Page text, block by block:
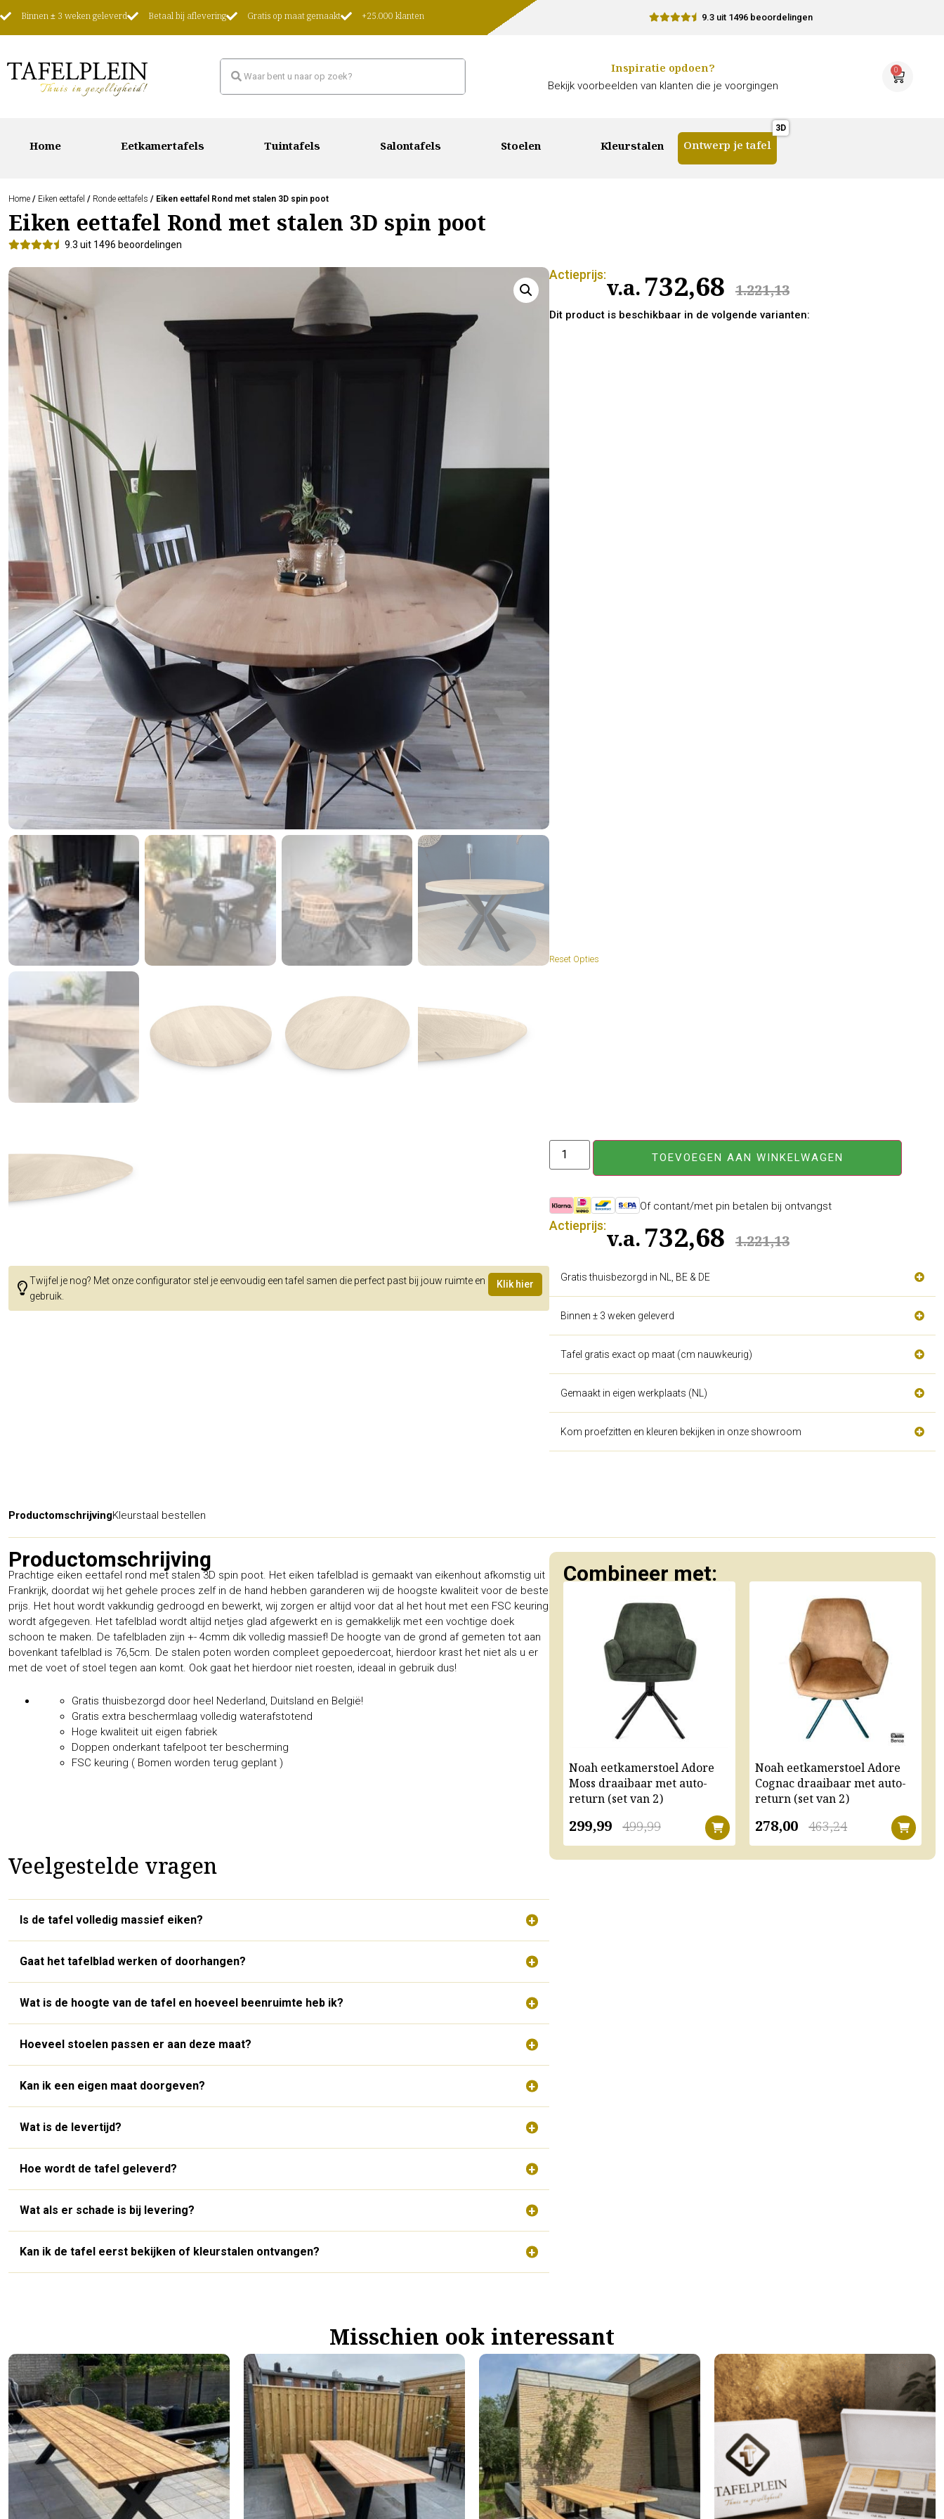
Binnen ± 3 weken geleverd Betaal bij aflevering Gratis op maat gemaakt +25.000 klanten 9.3 uit 1496 beoordelingen
Inspiratie opdoen?
Bekijk voorbeelden van klanten die je voorgingen
0
Home Eetkamertafels Tuintafels Salontafels Stoelen Kleurstalen Ontwerp je tafel
Home / Eiken eettafel / Ronde eettafels / Eiken eettafel Rond met stalen 3D spin poot
Eiken eettafel Rond met stalen 3D spin poot
9.3 uit 1496 beoordelingen
Twijfel je nog? Met onze configurator stel je eenvoudig een tafel samen die perfect past bij jouw ruimte en
gebruik.
Klik hier
Actieprijs:
v.a. 1.221,13
732,68
Dit product is beschikbaar in de volgende varianten:
TOEVOEGEN AAN WINKELWAGEN
Of contant/met pin betalen bij ontvangst
Actieprijs:
v.a. 1.221,13
732,68
Gratis thuisbezorgd in NL, BE & DE
Binnen ± 3 weken geleverd
Tafel gratis exact op maat (cm nauwkeurig)
Gemaakt in eigen werkplaats (NL)
Kom proefzitten en kleuren bekijken in onze showroom
ProductomschrijvingKleurstaal bestellen
Productomschrijving
Prachtige eiken eettafel rond met stalen 3D spin poot. Het eiken tafelblad is gemaakt van eikenhout afkomstig uit
Frankrijk, doordat wij het gehele proces zelf in de hand hebben garanderen wij de hoogste kwaliteit voor de beste
prijs. Het hout wordt vakkundig gedroogd en bewerkt, wij zorgen er altijd voor dat al het hout met een FSC keuring
wordt afgegeven. Het tafelblad wordt altijd netjes glad afgewerkt en is gemakkelijk met een vochtige doek
schoon te maken. De tafelbladen zijn +- 4cmm dik volledig massief! De hoogte van de grond af gemeten tot aan
bovenkant tafelblad is 76,5cm. De stalen poten worden compleet gepoedercoat, hierdoor krast het niet als u er
met de voet of stoel tegen aan komt. Ook gaat het hierdoor niet roesten, ideaal in gebruik dus!
Gratis thuisbezorgd door heel Nederland, Duitsland en België!
Gratis extra beschermlaag volledig waterafstotend
Hoge kwaliteit uit eigen fabriek
Doppen onderkant tafelpoot ter bescherming
FSC keuring ( Bomen worden terug geplant )
Veelgestelde vragen
Is de tafel volledig massief eiken?
Gaat het tafelblad werken of doorhangen?
Wat is de hoogte van de tafel en hoeveel beenruimte heb ik?
Hoeveel stoelen passen er aan deze maat?
Kan ik een eigen maat doorgeven?
Wat is de levertijd?
Hoe wordt de tafel geleverd?
Wat als er schade is bij levering?
Kan ik de tafel eerst bekijken of kleurstalen ontvangen?
Combineer met:
Noah eetkamerstoel Adore
Moss draaibaar met auto-
return (set van 2)
499,99
299,99
Noah eetkamerstoel Adore
Cognac draaibaar met auto-
return (set van 2)
463,24
278,00
Misschien ook interessant